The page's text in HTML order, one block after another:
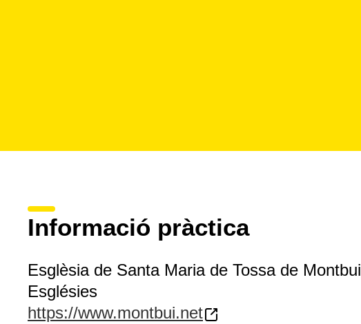
Informació pràctica
Esglèsia de Santa Maria de Tossa de Montbui
Esglésies
https://www.montbui.net